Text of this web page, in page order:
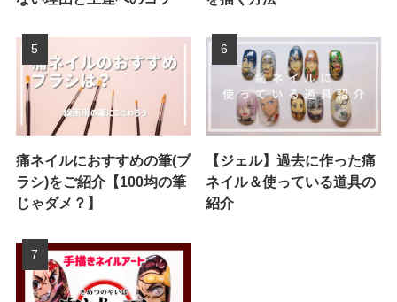
痛ネイルにおすすめの筆(ブ
ラシ)をご紹介【100均の筆
じゃダメ？】
【ジェル】過去に作った痛
ネイル＆使っている道具の
紹介